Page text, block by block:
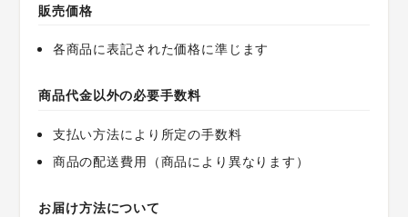
販売価格
各商品に表記された価格に準じます
商品代金以外の必要手数料
支払い方法により所定の手数料
商品の配送費用（商品により異なります）
お届け方法について